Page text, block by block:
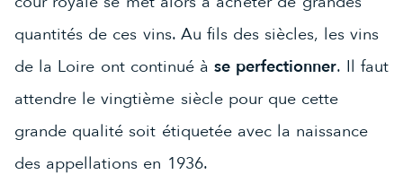
quantités de ces vins. Au fils des siècles, les vins
de la Loire ont continué àse perfectionner. Il faut
attendre le vingtième siècle pour que cette
grande qualité soit étiquetée avec la naissance
des appellations en 1936.